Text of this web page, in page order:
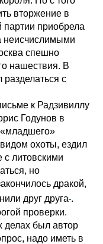
вторжение в
партии приобрела
неисчислимыми
спешно
нашествия. В
разделаться с
к Радзивиллу
Годунов в
охоты, ездил
с литовскими
но
дракой,
друг друга .
проверки.
делах был автор
надо иметь в